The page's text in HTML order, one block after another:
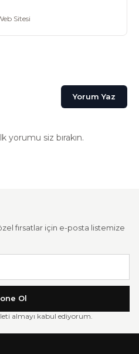
Sitesi
Yorum Yaz
yorumu siz bırakın.
fırsatlar için e-posta listemize
Ol
almayı kabul ediyorum.